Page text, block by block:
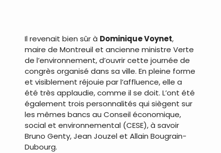
Il revenait bien sûr à Dominique Voynet,
maire de Montreuil et ancienne ministre Verte
de l’environnement, d’ouvrir cette journée de
congrès organisé dans sa ville. En pleine forme
et visiblement réjouie par l’affluence, elle a
été très applaudie, comme il se doit. L’ont été
également trois personnalités qui siègent sur
les mêmes bancs au Conseil économique,
social et environnemental (CESE), à savoir
Bruno Genty, Jean Jouzel et Allain Bougrain-
Dubourg.